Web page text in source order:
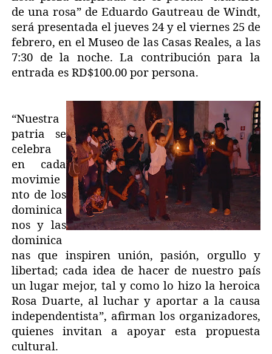
de una rosa” de Eduardo Gautreau de Windt,
será presentada el jueves 24 y el viernes 25 de
febrero, en el Museo de las Casas Reales, a las
7:30 de la noche. La contribución para la
entrada es RD$100.00 por persona.
“Nuestra
patria se
celebra
en cada
movimie
nto de los
dominica
nos y las
dominica
nas que inspiren unión, pasión, orgullo y
libertad; cada idea de hacer de nuestro país
un lugar mejor, tal y como lo hizo la heroica
Rosa Duarte, al luchar y aportar a la causa
independentista”, afirman los organizadores,
quienes invitan a apoyar esta propuesta
cultural.